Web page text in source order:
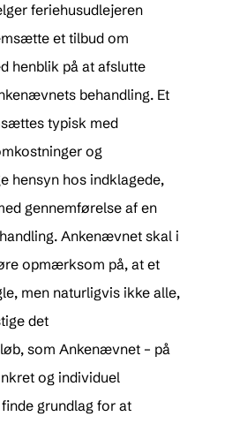
feriehusudlejeren
et tilbud om
henblik på at afslutte
behandling. Et
typisk med
og
hensyn hos indklagede,
gennemførelse af en
Ankenævnet skal i
opmærksom på, at et
men naturligvis ikke alle,
det
som Ankenævnet – på
og individuel
grundlag for at